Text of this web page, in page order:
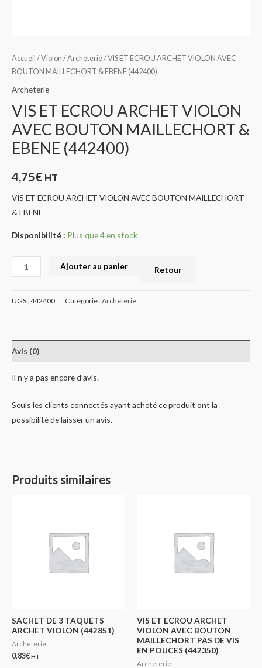
Accueil /Violon /Archeterie/ VIS ET ECROU ARCHET VIOLON AVEC
BOUTON MAILLECHORT & EBENE (442400)
Archeterie
VIS ET ECROU ARCHET VIOLON
AVEC BOUTON MAILLECHORT &
EBENE (442400)
4,75€ HT
VIS ET ECROU ARCHET VIOLON AVEC BOUTON MAILLECHORT
& EBENE
Disponibilité : Plus que 4 en stock
Ajouter au panier Retour
UGS :442400 Catégorie :Archeterie
Avis (0)
Il n’y a pas encore d’avis.
Seuls les clients connectés ayant acheté ce produit ont la
possibilité de laisser un avis.
Produits similaires
SACHET DE 3 TAQUETS
ARCHET VIOLON (442851)
Archeterie
0,83€HT
VIS ET ECROU ARCHET
VIOLON AVEC BOUTON
MAILLECHORT PAS DE VIS
EN POUCES (442350)
Archeterie